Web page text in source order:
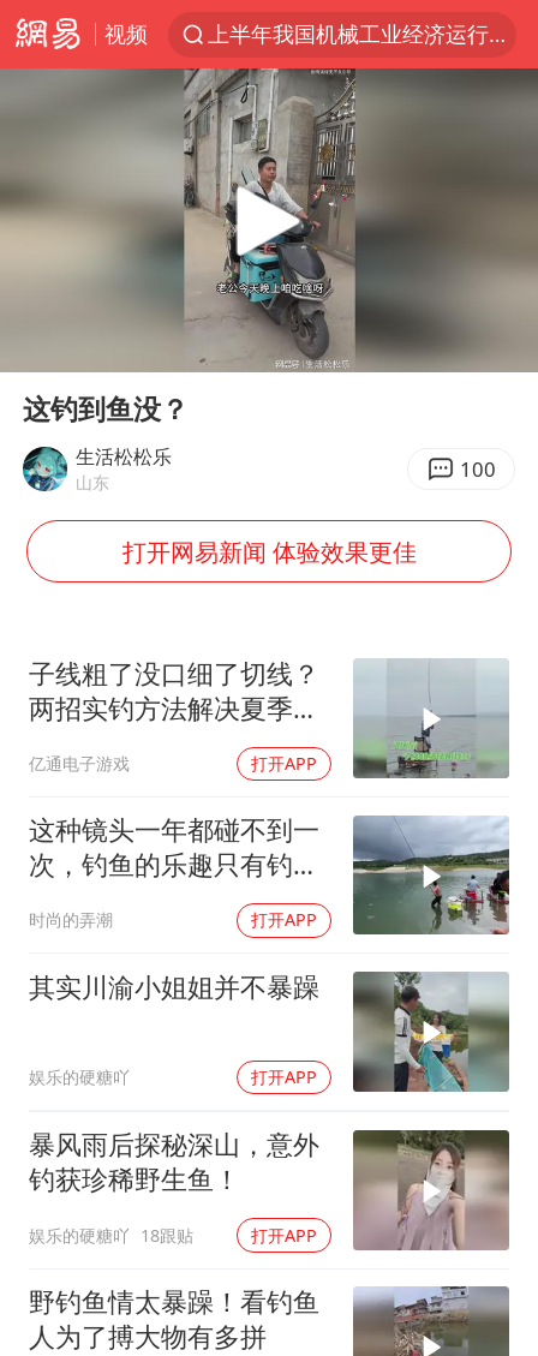
视频
上半年我国机械工业经济运行稳中有进
方程豹钛9新车申报
泰国校园枪击案死亡人数升至7人
国防部回应日本试射“战斧”导弹
“立秋的第一杯奶茶”又爆单了
中国仓储指数连续两月运行在扩张区间
改名后的“青海拉面”店
东方之约 相约未来
Play
这钓到鱼没？
生活松松乐
山东 100
打开网易新闻 体验效果更佳
子线粗了没口细了切线？
两招实钓方法解决夏季难
亿通电子游戏 打开APP
这种镜头一年都碰不到一
次，钓鱼的乐趣只有钓鱼
时尚的弄潮 打开APP
其实川渝小姐姐并不暴躁
娱乐的硬糖吖 打开APP
暴风雨后探秘深山，意外
钓获珍稀野生鱼！
娱乐的硬糖吖 18跟贴 打开APP
野钓鱼情太暴躁！看钓鱼
人为了搏大物有多拼